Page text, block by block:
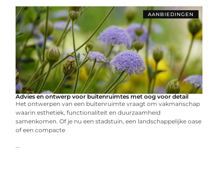
AANBIEDINGEN
Advies en ontwerp voor buitenruimtes met oog voor detail
Het ontwerpen van een buitenruimte vraagt om vakmanschap
waarin esthetiek, functionaliteit en duurzaamheid
samenkomen. Of je nu een stadstuin, een landschappelijke oase
of een compacte
...